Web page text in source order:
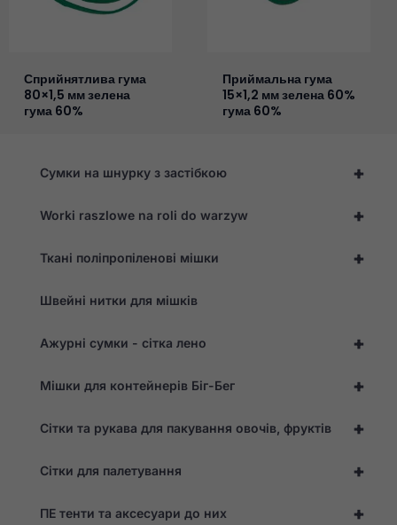
+
Сумки на шнурку з застібкою
+
Worki raszlowe na roli do warzyw
+
Ткані поліпропіленові мішки
Швейні нитки для мішків
+
Ажурні сумки - сітка лено
+
Мішки для контейнерів Біг-Бег
+
Сітки та рукава для пакування овочів, фруктів
+
Сітки для палетування
+
ПЕ тенти та аксесуари до них
Сприйнятлива гума
80×1,5 мм зелена
гума 60%
Приймальна гума
15×1,2 мм зелена 60%
гума 60%